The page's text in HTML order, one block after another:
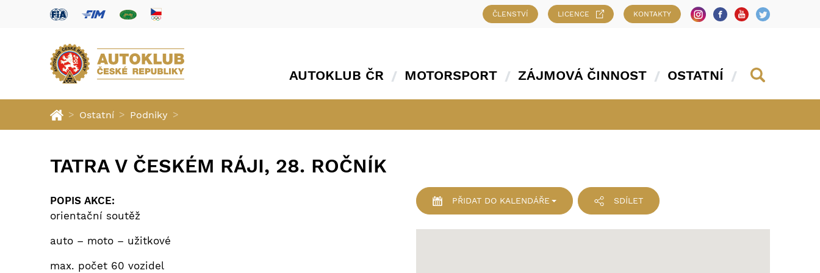
ČLENSTVÍ LICENCE KONTAKTY
AUTOKLUB ČR MOTORSPORT ZÁJMOVÁ ČINNOST OSTATNÍ
> Ostatní > Podniky >
TATRA V ČESKÉM RÁJI, 28. ROČNÍK
POPIS AKCE:
orientační soutěž
auto – moto – užitkové
max. počet 60 vozidel
PŘIDATDO KALENDÁŘE SDÍLET